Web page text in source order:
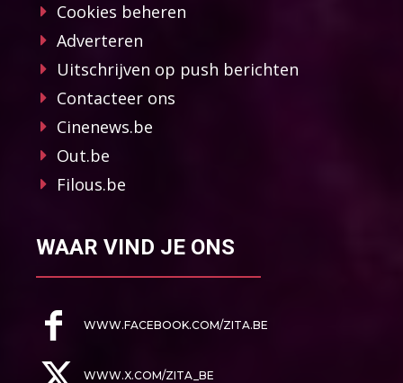
Cookies beheren
Adverteren
Uitschrijven op push berichten
Contacteer ons
Cinenews.be
Out.be
Filous.be
WAAR VIND JE ONS
WWW.FACEBOOK.COM/ZITA.BE
WWW.X.COM/ZITA_BE